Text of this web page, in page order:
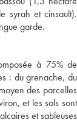
syrah et cinsault).
garde.
à 75% de
: du grenache, du
des parcelles
et les sols sont
et sableuses